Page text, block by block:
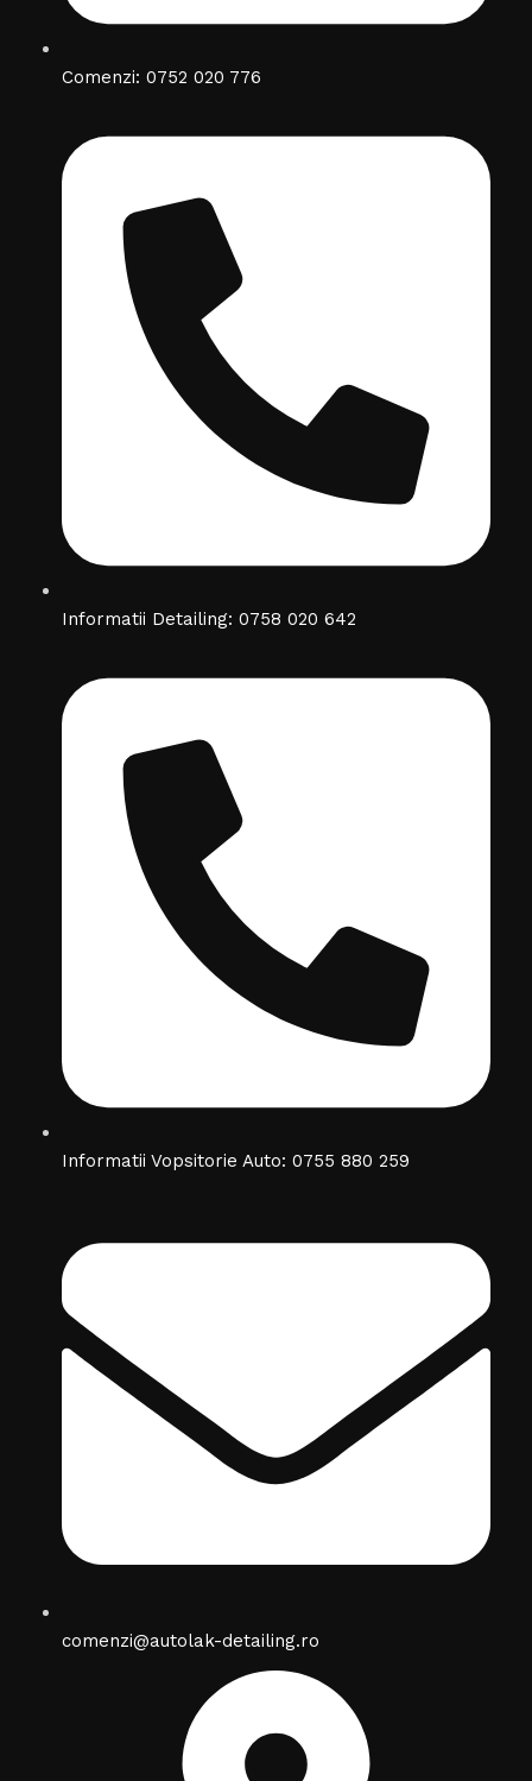
Comenzi: 0752 020 776
Informatii Detailing: 0758 020 642
Informatii Vopsitorie Auto: 0755 880 259
comenzi@autolak-detailing.ro